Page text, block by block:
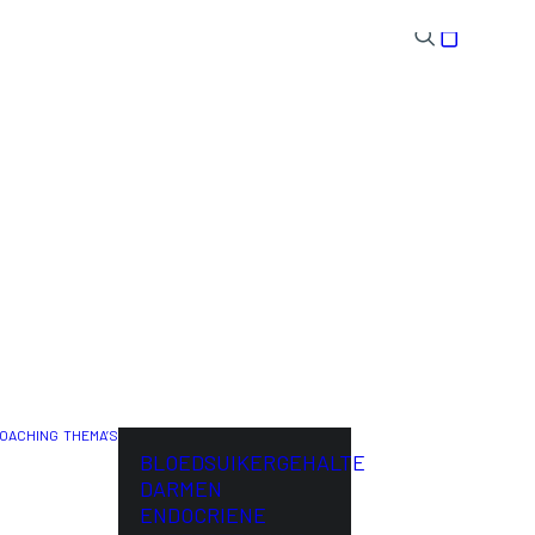
THEMA’S
BLOEDSUIKERGEHALTE
DARMEN
ENDOCRIENE